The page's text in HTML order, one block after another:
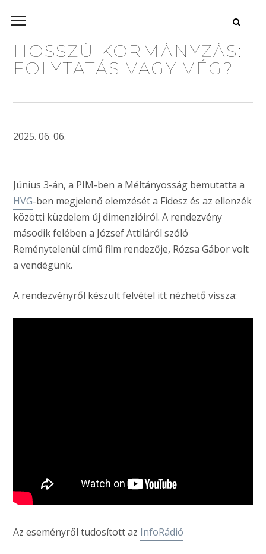
HOSSZÚ KORMÁNYZÁS:
FOLYTATÁS VAGY VÉG?
2025. 06. 06.
Június 3-án, a PIM-ben a Méltányosság bemutatta a
HVG-ben megjelenő elemzését a Fidesz és az ellenzék
közötti küzdelem új dimenzióiról. A rendezvény
második felében a József Attiláról szóló
Reménytelenül című film rendezője, Rózsa Gábor volt
a vendégünk.
A rendezvényről készült felvétel itt nézhető vissza:
Az eseményről tudosított az InfoRádió